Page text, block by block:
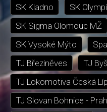
SK Kladno
SK
SK Sigma Olomouc MŽ
SK Vysoké Mýto
TJ Březiněves
TJ
TJ Lokomotiva Česká
TJ Slovan Bohnice -